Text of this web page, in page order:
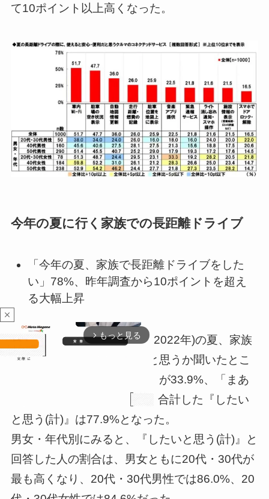
て10ポイント以上高くなった。
今年の夏に行く家族での長距離ドライブ
「今年の夏、家族で長距離ドライブをした
い」78%、昨年調査から10ポイントを超え
る大幅上昇
全回答者(1,000名)に、今年(2022年)の夏、家族
で長距離ドライブをしたいと思うか聞いたとこ
ろ、「非常にしたいと思う」が33.9%、「まあ
したいと思う」が44.0%で、合計した『したい
と思う(計)』は77.9%となった。
男女・年代別にみると、『したいと思う(計)』と
回答した人の割合は、男女ともに20代・30代が
最も高くなり、20代・30代男性では86.0%、20
close
arrow_forward_ios もっと見る
M
t
e